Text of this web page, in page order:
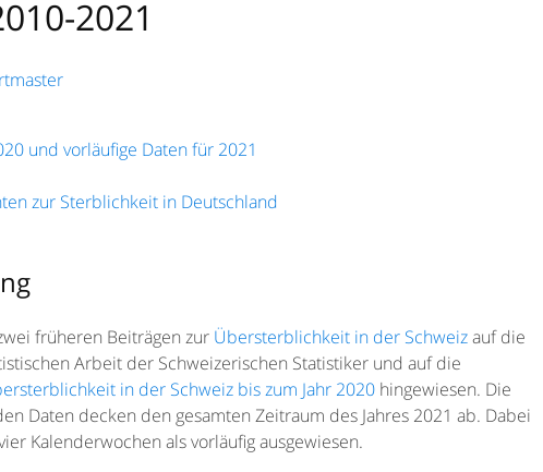
2021
und vorläufige Daten für 2021
zur Sterblichkeit in Deutschland
früheren Beiträgen zur Übersterblichkeit in der Schweizauf die
Arbeit der Schweizerischen Statistiker und auf die
in der Schweiz bis zum Jahr 2020 hingewiesen. Die
Daten decken den gesamten Zeitraum des Jahres 2021 ab. Dabei
Kalenderwochen als vorläufig ausgewiesen.